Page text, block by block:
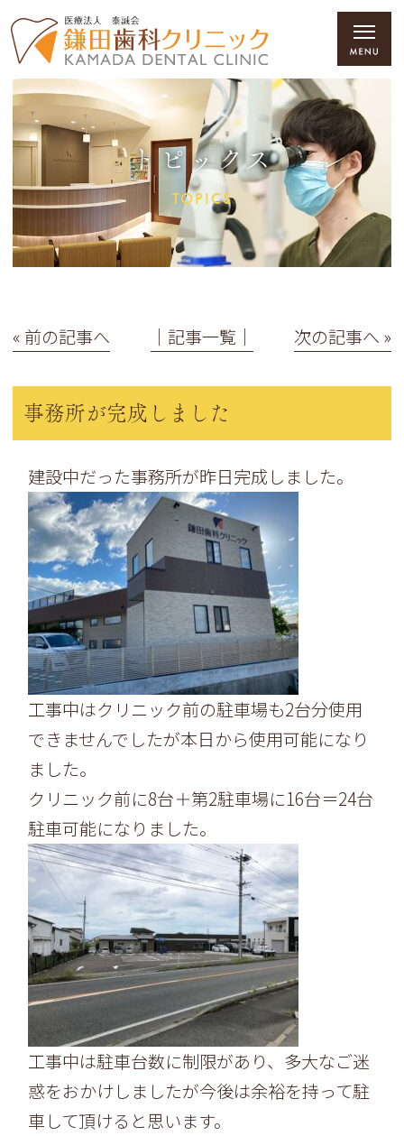
トピックス
TOPICS
« 前の記事へ │記事一覧│ 次の記事へ »
事務所が完成しました
建設中だった事務所が昨日完成しました。
工事中はクリニック前の駐車場も2台分使用
できませんでしたが本日から使用可能になり
ました。
クリニック前に8台＋第2駐車場に16台＝24台
駐車可能になりました。
工事中は駐車台数に制限があり、多大なご迷
惑をおかけしましたが今後は余裕を持って駐
車して頂けると思います。